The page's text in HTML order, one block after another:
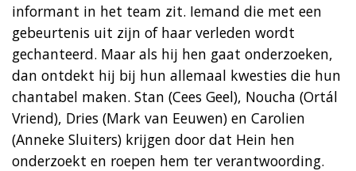
informant in het team zit. Iemand die met een
gebeurtenis uit zijn of haar verleden wordt
gechanteerd. Maar als hij hen gaat onderzoeken,
dan ontdekt hij bij hun allemaal kwesties die hun
chantabel maken. Stan (Cees Geel), Noucha (Ortál
Vriend), Dries (Mark van Eeuwen) en Carolien
(Anneke Sluiters) krijgen door dat Hein hen
onderzoekt en roepen hem ter verantwoording.